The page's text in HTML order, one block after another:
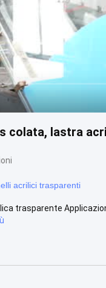
colata, lastra
acrilici trasparenti
trasparente